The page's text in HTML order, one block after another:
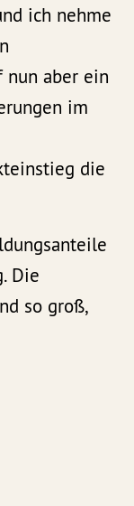
ich nehme
nun aber ein
im
die
Die
so groß,